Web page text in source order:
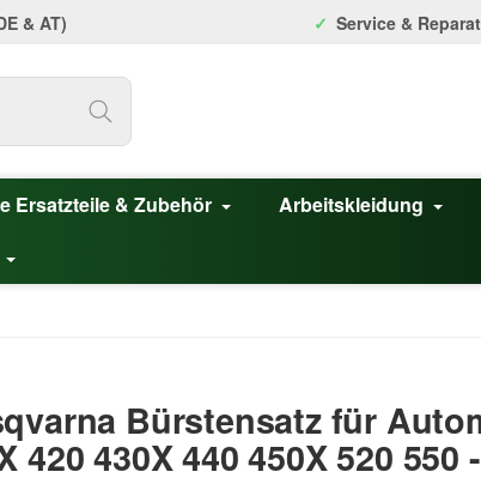
& AT) Service &
Ersatzteile & Zubehör Arbeitskleidung
Bürstensatz für
420 430X 440 450X 520 550